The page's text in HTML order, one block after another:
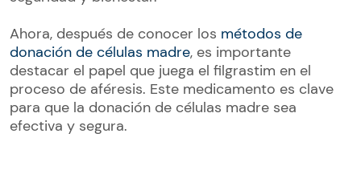
Ahora, después de conocer los métodos de
donación de células madre, es importante
destacar el papel que juega el filgrastim en el
proceso de aféresis. Este medicamento es clave
para que la donación de células madre sea
efectiva y segura.